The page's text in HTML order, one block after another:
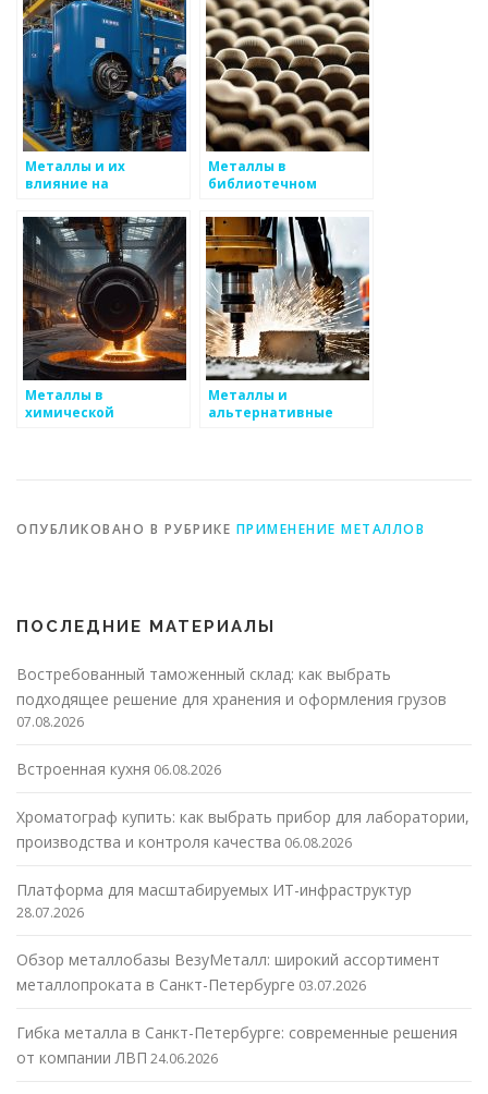
Металлы и их
влияние на
процессы
Металлы в
библиотечном
Металлы в
химической
Металлы и
альтернативные
ОПУБЛИКОВАНО В РУБРИКЕ ПРИМЕНЕНИЕ МЕТАЛЛОВ
ПОСЛЕДНИЕ МАТЕРИАЛЫ
Востребованный таможенный склад: как выбрать
подходящее решение для хранения и оформления грузов
07.08.2026
Встроенная кухня 06.08.2026
Хроматограф купить: как выбрать прибор для лаборатории,
производства и контроля качества 06.08.2026
Платформа для масштабируемых ИТ-инфраструктур
28.07.2026
Обзор металлобазы ВезуМеталл: широкий ассортимент
металлопроката в Санкт-Петербурге 03.07.2026
Гибка металла в Санкт-Петербурге: современные решения
от компании ЛВП 24.06.2026